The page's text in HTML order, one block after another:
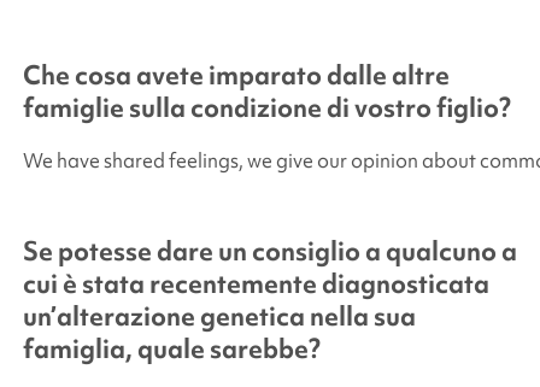
Che cosa avete imparato dalle altre
famiglie sulla condizione di vostro figlio?
We have shared feelings, we give our opinion about
Se potesse dare un consiglio a qualcuno a
cui è stata recentemente diagnosticata
un’alterazione genetica nella sua
famiglia, quale sarebbe?